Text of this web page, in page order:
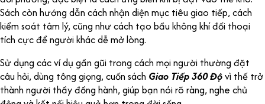
Sách còn hướng dẫn cách nhận diện mục tiêu giao tiếp, cách
kiểm soát tâm lý, cũng như cách tạo bầu không khí đối thoại
tích cực để người khác dễ mở lòng.
Sử dụng các ví dụ gần gũi trong cách mọi người thường đặt
câu hỏi, dùng tông giọng, cuốn sách Giao Tiếp 360 Độvì thế trở
thành người thầy đồng hành, giúp bạn nói rõ ràng, nghe chủ